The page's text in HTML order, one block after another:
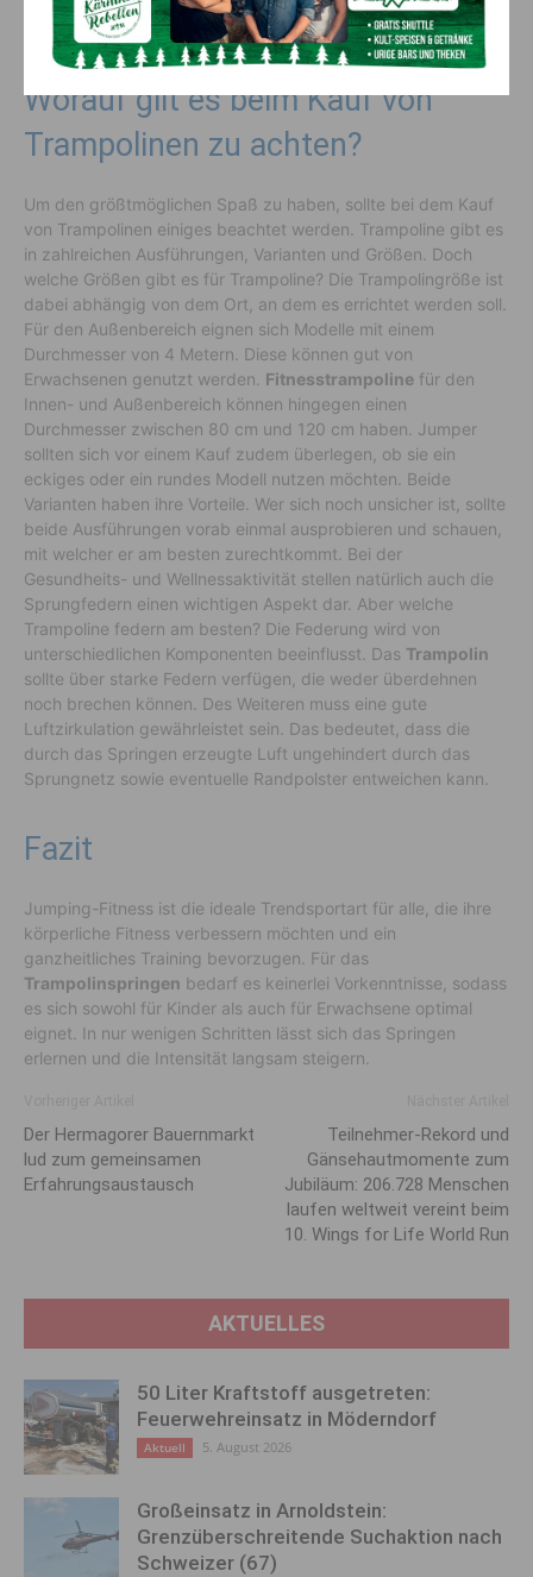
der Sprungfläche machen das Trampolin zu einem sicheren
Fitnessgerät.
Worauf gilt es beim Kauf von
Trampolinen zu achten?
Um den größtmöglichen Spaß zu haben, sollte bei dem Kauf
von Trampolinen einiges beachtet werden. Trampoline gibt es
in zahlreichen Ausführungen, Varianten und Größen. Doch
welche Größen gibt es für Trampoline? Die Trampolingröße ist
dabei abhängig von dem Ort, an dem es errichtet werden soll.
Für den Außenbereich eignen sich Modelle mit einem
Durchmesser von 4 Metern. Diese können gut von
Erwachsenen genutzt werden. Fitnesstrampoline für den
Innen- und Außenbereich können hingegen einen
Durchmesser zwischen 80 cm und 120 cm haben. Jumper
sollten sich vor einem Kauf zudem überlegen, ob sie ein
eckiges oder ein rundes Modell nutzen möchten. Beide
Varianten haben ihre Vorteile. Wer sich noch unsicher ist, sollte
beide Ausführungen vorab einmal ausprobieren und schauen,
mit welcher er am besten zurechtkommt. Bei der
Gesundheits- und Wellnessaktivität stellen natürlich auch die
Sprungfedern einen wichtigen Aspekt dar. Aber welche
Trampoline federn am besten? Die Federung wird von
unterschiedlichen Komponenten beeinflusst. Das Trampolin
sollte über starke Federn verfügen, die weder überdehnen
noch brechen können. Des Weiteren muss eine gute
Luftzirkulation gewährleistet sein. Das bedeutet, dass die
durch das Springen erzeugte Luft ungehindert durch das
Sprungnetz sowie eventuelle Randpolster entweichen kann.
Fazit
Jumping-Fitness ist die ideale Trendsportart für alle, die ihre
körperliche Fitness verbessern möchten und ein
ganzheitliches Training bevorzugen. Für das
Trampolinspringen bedarf es keinerlei Vorkenntnisse, sodass
es sich sowohl für Kinder als auch für Erwachsene optimal
eignet. In nur wenigen Schritten lässt sich das Springen
erlernen und die Intensität langsam steigern.
Der Hermagorer Bauernmarkt
lud zum gemeinsamen
Erfahrungsaustausch
Teilnehmer-Rekord und
Gänsehautmomente zum
Jubiläum: 206.728 Menschen
laufen weltweit vereint beim
10. Wings for Life World Run
AKTUELLES
50 Liter Kraftstoff ausgetreten:
Feuerwehreinsatz in Möderndorf
Aktuell 5. August 2026
Großeinsatz in Arnoldstein:
Grenzüberschreitende Suchaktion nach
Schweizer (67)